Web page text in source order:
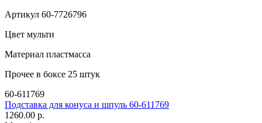
Артикул 60-7726796
Цвет мульти
Материал пластмасса
Прочее в боксе 25 штук
60-611769
Подставка для конуса и шпуль 60-611769
1260.00 р.